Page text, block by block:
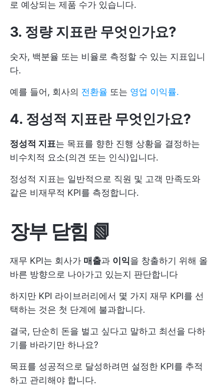
로 예상되는 제품 수가 있습니다.
3. 정량 지표란 무엇인가요?
숫자, 백분율 또는 비율로 측정할 수 있는 지표입니
다.
예를 들어, 회사의 전환율 또는 영업 이익률.
4. 정성적 지표란 무엇인가요?
정성적 지표는 목표를 향한 진행 상황을 결정하는
비수치적 요소(의견 또는 인식)입니다.
정성적 지표는 일반적으로 직원 및 고객 만족도와
같은 비재무적 KPI를 측정합니다.
장부 닫힘 📗
재무 KPI는 회사가 매출과 이익을 창출하기 위해 올
바른 방향으로 나아가고 있는지 판단합니다
하지만 KPI 라이브러리에서 몇 가지 재무 KPI를 선
택하는 것은 첫 단계에 불과합니다.
결국, 단순히 돈을 벌고 싶다고 말하고 최선을 다하
기를 바라기만 하나요?
목표를 성공적으로 달성하려면 설정한 KPI를 추적
하고 관리해야 합니다.